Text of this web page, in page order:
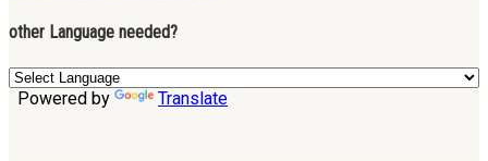
other Language needed?
Powered by Translate